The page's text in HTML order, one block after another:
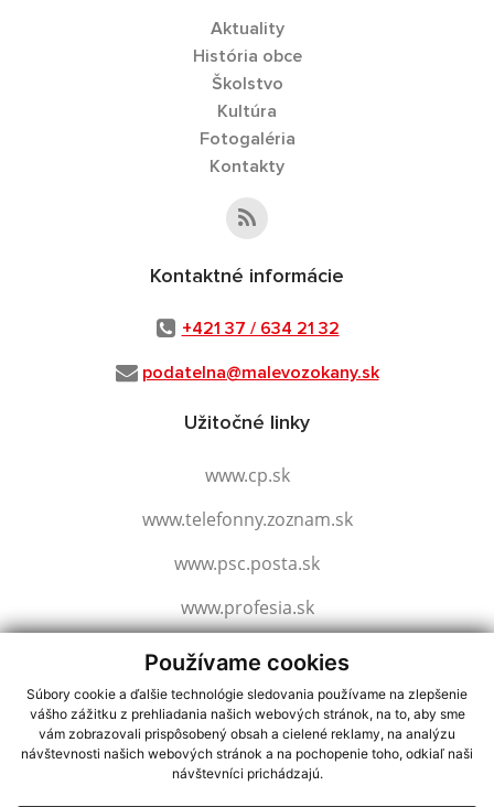
Používame cookies
Súbory cookie a ďalšie technológie sledovania používame na zlepšenie
vášho zážitku z prehliadania našich webových stránok, na to, aby sme
vám zobrazovali prispôsobený obsah a cielené reklamy, na analýzu
návštevnosti našich webových stránok a na pochopenie toho, odkiaľ naši
návštevníci prichádzajú.
Aktuality
História obce
Školstvo
Kultúra
Fotogaléria
Kontakty
Kontaktné informácie
+421 37 / 634 21 32
podatelna@malevozokany.sk
Užitočné linky
www.cp.sk
www.telefonny.zoznam.sk
www.psc.posta.sk
www.profesia.sk
www.slovensko.sk
využite možnosť získavania aktuálnych informácií s využitím RSS
CMS systém (redakčný) systém ECHELON 2,Mapa stránok,web portál
webex.digital, s.r.o.,domény,registrácia domény